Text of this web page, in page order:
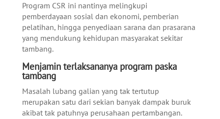
Program CSR ini nantinya melingkupi
pemberdayaan sosial dan ekonomi, pemberian
pelatihan, hingga penyediaan sarana dan prasarana
yang mendukung kehidupan masyarakat sekitar
tambang.
Menjamin terlaksananya program paska
tambang
Masalah lubang galian yang tak tertutup
merupakan satu dari sekian banyak dampak buruk
akibat tak patuhnya perusahaan pertambangan.